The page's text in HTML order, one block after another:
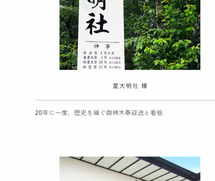
20年に一度、歴史を継ぐ御神木奉迎送と看板